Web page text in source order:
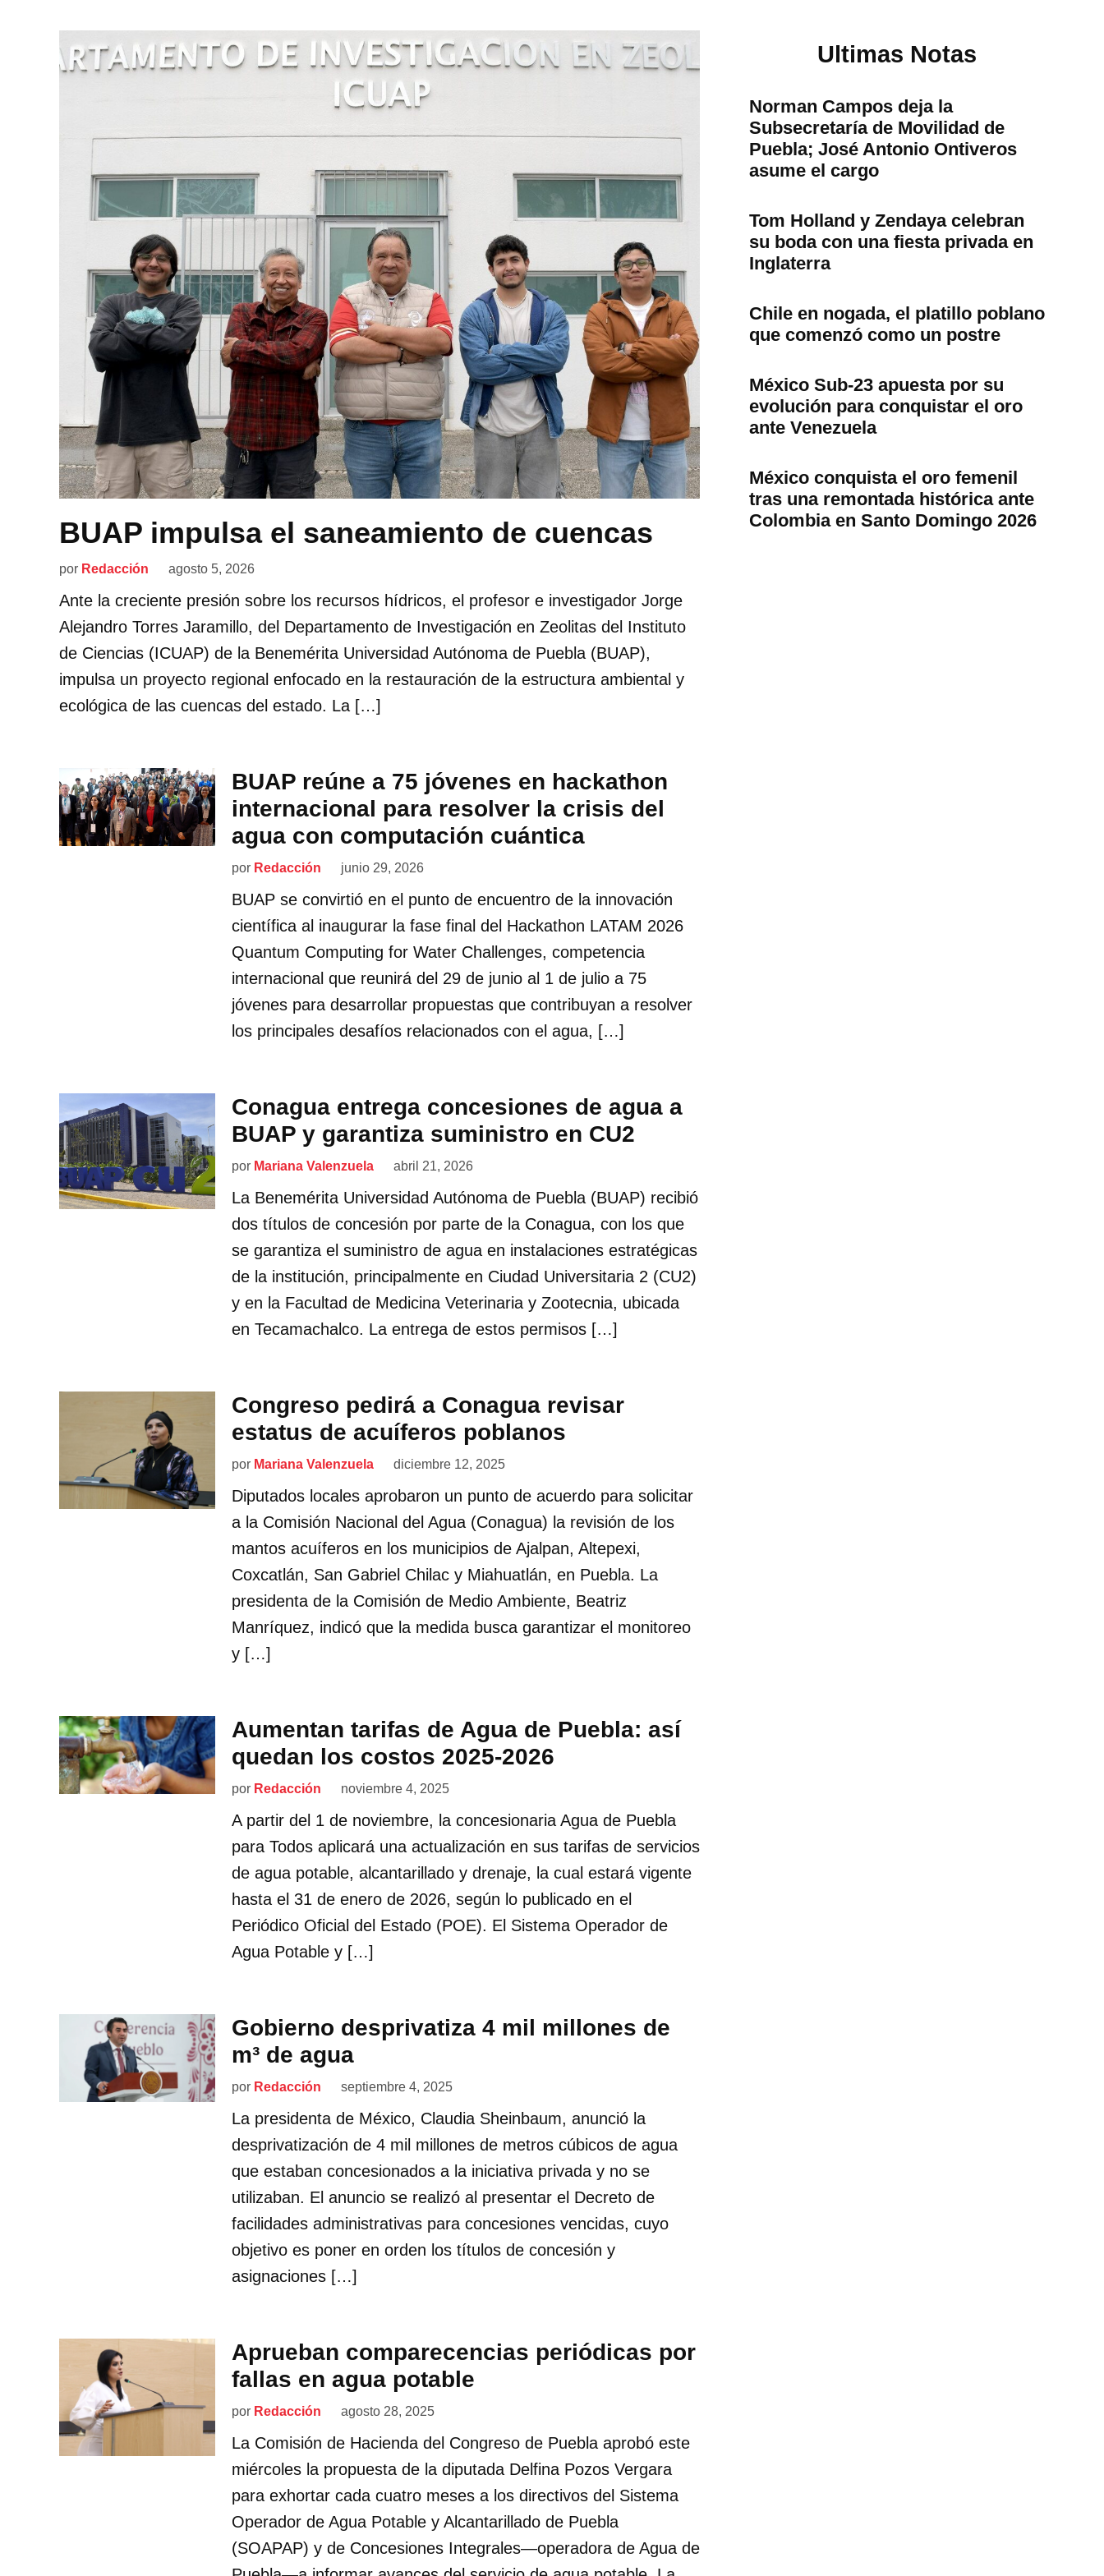
BUAP impulsa el saneamiento de cuencas
por Redacción agosto 5, 2026
Ante la creciente presión sobre los recursos hídricos, el profesor e investigador Jorge
Alejandro Torres Jaramillo, del Departamento de Investigación en Zeolitas del Instituto
de Ciencias (ICUAP) de la Benemérita Universidad Autónoma de Puebla (BUAP),
impulsa un proyecto regional enfocado en la restauración de la estructura ambiental y
ecológica de las cuencas del estado. La […]
BUAP reúne a 75 jóvenes en hackathon
internacional para resolver la crisis del
agua con computación cuántica
por Redacción junio 29, 2026
BUAP se convirtió en el punto de encuentro de la innovación
científica al inaugurar la fase final del Hackathon LATAM 2026
Quantum Computing for Water Challenges, competencia
internacional que reunirá del 29 de junio al 1 de julio a 75
jóvenes para desarrollar propuestas que contribuyan a resolver
los principales desafíos relacionados con el agua, […]
Conagua entrega concesiones de agua a
BUAP y garantiza suministro en CU2
por Mariana Valenzuela abril 21, 2026
La Benemérita Universidad Autónoma de Puebla (BUAP) recibió
dos títulos de concesión por parte de la Conagua, con los que
se garantiza el suministro de agua en instalaciones estratégicas
de la institución, principalmente en Ciudad Universitaria 2 (CU2)
y en la Facultad de Medicina Veterinaria y Zootecnia, ubicada
en Tecamachalco. La entrega de estos permisos […]
Congreso pedirá a Conagua revisar
estatus de acuíferos poblanos
por Mariana Valenzuela diciembre 12, 2025
Diputados locales aprobaron un punto de acuerdo para solicitar
a la Comisión Nacional del Agua (Conagua) la revisión de los
mantos acuíferos en los municipios de Ajalpan, Altepexi,
Coxcatlán, San Gabriel Chilac y Miahuatlán, en Puebla. La
presidenta de la Comisión de Medio Ambiente, Beatriz
Manríquez, indicó que la medida busca garantizar el monitoreo
y […]
Aumentan tarifas de Agua de Puebla: así
quedan los costos 2025-2026
por Redacción noviembre 4, 2025
A partir del 1 de noviembre, la concesionaria Agua de Puebla
para Todos aplicará una actualización en sus tarifas de servicios
de agua potable, alcantarillado y drenaje, la cual estará vigente
hasta el 31 de enero de 2026, según lo publicado en el
Periódico Oficial del Estado (POE). El Sistema Operador de
Agua Potable y […]
Gobierno desprivatiza 4 mil millones de
m³ de agua
por Redacción septiembre 4, 2025
La presidenta de México, Claudia Sheinbaum, anunció la
desprivatización de 4 mil millones de metros cúbicos de agua
que estaban concesionados a la iniciativa privada y no se
utilizaban. El anuncio se realizó al presentar el Decreto de
facilidades administrativas para concesiones vencidas, cuyo
objetivo es poner en orden los títulos de concesión y
asignaciones […]
Aprueban comparecencias periódicas por
fallas en agua potable
por Redacción agosto 28, 2025
La Comisión de Hacienda del Congreso de Puebla aprobó este
miércoles la propuesta de la diputada Delfina Pozos Vergara
para exhortar cada cuatro meses a los directivos del Sistema
Operador de Agua Potable y Alcantarillado de Puebla
(SOAPAP) y de Concesiones Integrales—operadora de Agua de
Ultimas Notas
Norman Campos deja la
Subsecretaría de Movilidad de
Puebla; José Antonio Ontiveros
asume el cargo
Tom Holland y Zendaya celebran
su boda con una fiesta privada en
Inglaterra
Chile en nogada, el platillo poblano
que comenzó como un postre
México Sub-23 apuesta por su
evolución para conquistar el oro
ante Venezuela
México conquista el oro femenil
tras una remontada histórica ante
Colombia en Santo Domingo 2026